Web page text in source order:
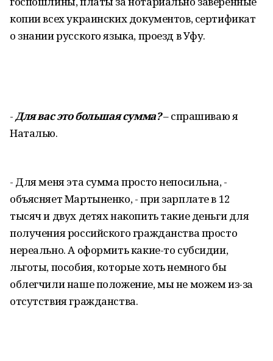
копии всех украинских документов, сертификат
о знании русского языка, проезд в Уфу.
-Для вас это большая сумма?– спрашиваю я
Наталью.
- Для меня эта сумма просто непосильна, -
объясняет Мартыненко, - при зарплате в 12
тысяч и двух детях накопить такие деньги для
получения российского гражданства просто
нереально. А оформить какие-то субсидии,
льготы, пособия, которые хоть немного бы
облегчили наше положение, мы не можем из-за
отсутствия гражданства.